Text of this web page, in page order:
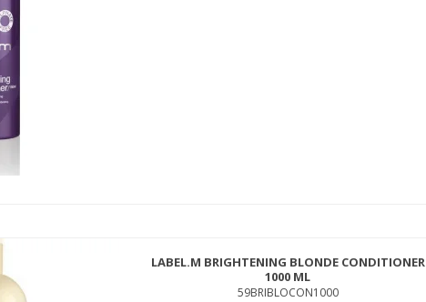
LABEL.M BRIGHTENING BLONDE CONDITIONER
1000 ML
59BRIBLOCON1000